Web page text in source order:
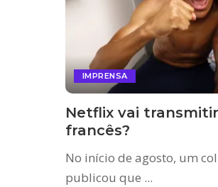
IMPRENSA
Netflix vai
francês?
No início de agosto, um
publicou que ...